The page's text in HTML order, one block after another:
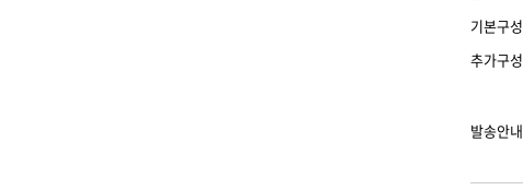
기본구성
추가구성
발송안내